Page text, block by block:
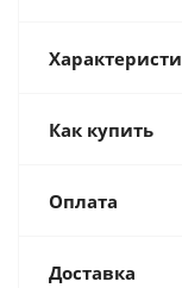
Как купить
Оплата
Доставка